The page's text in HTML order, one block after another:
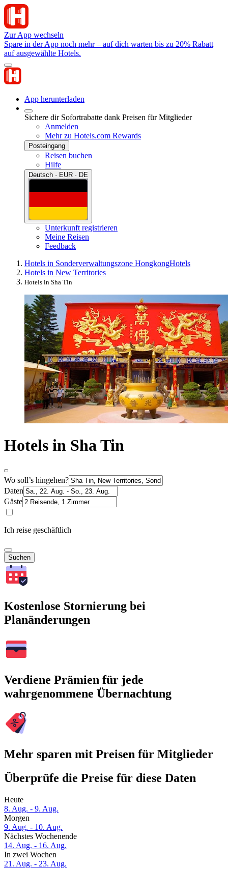
Zur App wechseln
Spare in der App noch mehr – auf dich warten bis zu 20% Rabatt
auf ausgewählte Hotels.
App herunterladen
Sichere dir Sofortrabatte dank Preisen für Mitglieder
Anmelden
Mehr zu Hotels.com Rewards
Posteingang
Reisen buchen
Hilfe
Deutsch · EUR · DE
Unterkunft registrieren
Meine Reisen
Feedback
Hotels in Sonderverwaltungszone HongkongHotels
Hotels in New Territories
Hotels in Sha Tin
Hotels in Sha Tin
Wo soll’s hingehen?
Daten
Gäste
Ich reise geschäftlich
Suchen
Kostenlose Stornierung bei
Planänderungen
Verdiene Prämien für jede
wahrgenommene Übernachtung
Mehr sparen mit Preisen für Mitglieder
Überprüfe die Preise für diese Daten
Heute
8. Aug. - 9. Aug.
Morgen
9. Aug. - 10. Aug.
Nächstes Wochenende
14. Aug. - 16. Aug.
In zwei Wochen
21. Aug. - 23. Aug.